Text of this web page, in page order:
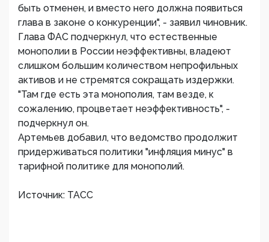
быть отменен, и вместо него должна появиться
глава в законе о конкуренции", - заявил чиновник.
Глава ФАС подчеркнул, что естественные
монополии в России неэффективны, владеют
слишком большим количеством непрофильных
активов и не стремятся сокращать издержки.
"Там где есть эта монополия, там везде, к
сожалению, процветает неэффективность", -
подчеркнул он.
Артемьев добавил, что ведомство продолжит
придерживаться политики "инфляция минус" в
тарифной политике для монополий.
Источник: ТАСС